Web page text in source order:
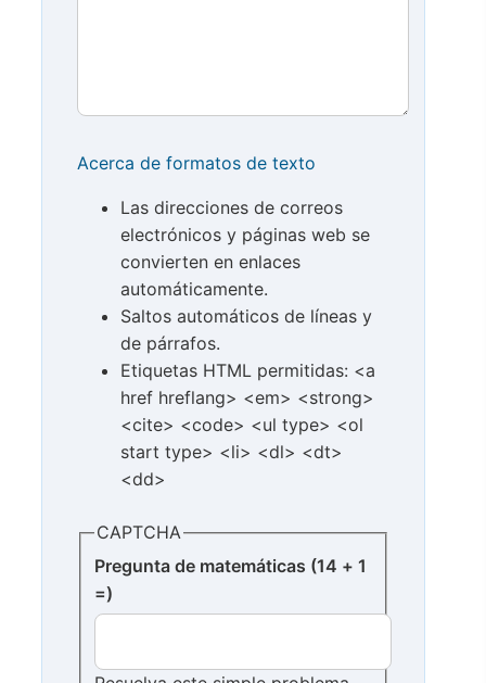
Acerca de formatos de texto
Las direcciones de correos
electrónicos y páginas web se
convierten en enlaces
automáticamente.
Saltos automáticos de líneas y
de párrafos.
Etiquetas HTML permitidas: <a
href hreflang> <em> <strong>
<cite> <code> <ul type> <ol
start type> <li> <dl> <dt>
<dd>
CAPTCHA
Pregunta de matemáticas (14 + 1
=)